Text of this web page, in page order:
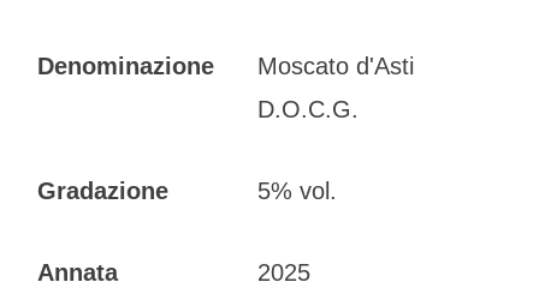
Denominazione
Moscato d'Asti
D.O.C.G.
Gradazione 5% vol.
Annata 2025